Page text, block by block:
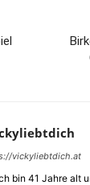
vickyliebtdich.at
bin 41 Jahre alt